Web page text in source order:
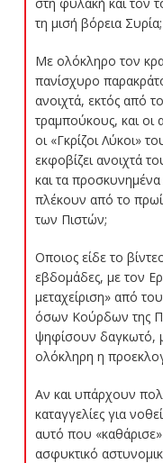
τη μισή βόρεια Συρία;
Με ολόκληρο τον
πανίσχυρο
ανοιχτά, εκτός από
τραμπούκους, και οι
οι «Γκρίζοι Λύκοι»
εκφοβίζει ανοιχτά
και τα
πλέκουν από το
των Πιστών;
Οποιος είδε το
εβδομάδες, με τον
μεταχείριση» από
όσων Κούρδων της
ψηφίσουν δαγκωτό,
ολόκληρη η
Αν και υπάρχουν
καταγγελίες για
αυτό που
ασφυκτικό